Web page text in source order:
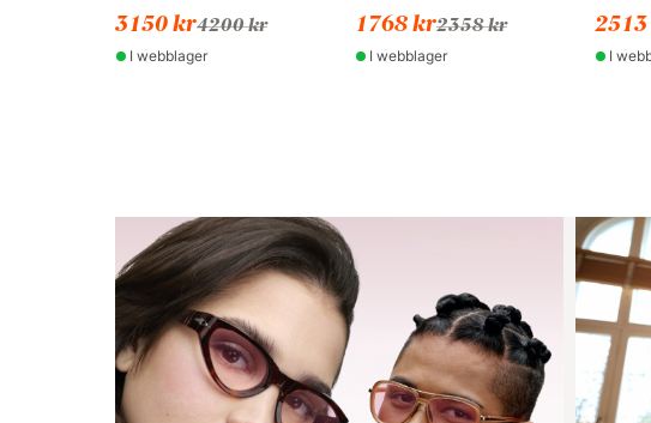
3150 kr4200 kr
I webblager
1768 kr2358 kr
I webblager I